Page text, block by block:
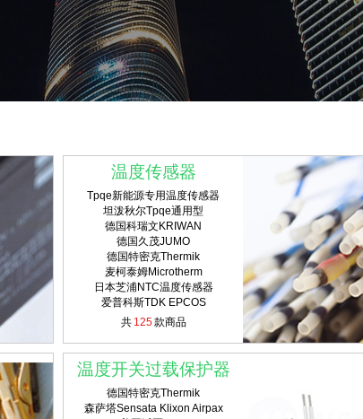
温度传感器
Tpqe新能源专用温度传感器
坦泼秋尔Tpqe通用型
德国科瑞文KRIWAN
德国久茂JUMO
德国特密克Thermik
麦柯泰姆Microtherm
日本芝浦NTC温度传感器
爱普科斯TDK EPCOS
共 125款商品
温度开关过载保护器
德国特密克Thermik
森萨塔Sensata Klixon Airpax